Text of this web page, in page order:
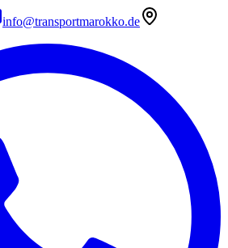
info@transportmarokko.de